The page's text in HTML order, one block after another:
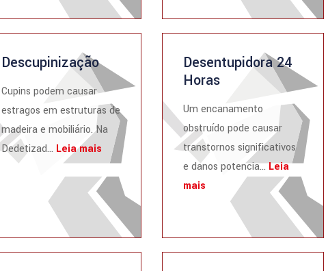
Descupinização
Cupins podem causar
estragos em estruturas de
madeira e mobiliário. Na
Dedetizad... Leia mais
Desentupidora 24
Horas
Um encanamento
obstruído pode causar
transtornos significativos
e danos potencia...Leia
mais